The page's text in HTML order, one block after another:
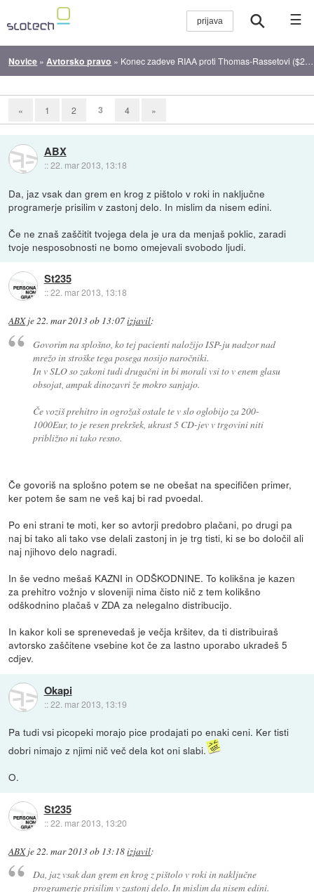
☰
Novice » Avtorsko pravo » Konec zadeve RIAA proti Thomas-Rassetovi ($222k za 24 pesmi bo kar prav)
« 1 2 3 4 »
ABX
::22. mar 2013, 13:18
Da, jaz vsak dan grem en krog z pištolo v roki in naključne
programerje prisilim v zastonj delo. In mislim da nisem edini.
Če ne znaš zaščitit tvojega dela je ura da menjaš poklic, zaradi
tvoje nesposobnosti ne bomo omejevali svobodo ljudi.
St235
::22. mar 2013, 13:18
ABXje22. mar 2013 ob 13:07izjavil:
Govorim na splošno, ko tej pacienti naložijo ISP-ju nadzor nad
mrežo in stroške tega posega nosijo naročniki.
In v SLO so zakoni tudi drugačni in bi morali vsi to v enem glasu
obsojat, ampak dinozavri že mokro sanjajo.
Če voziš prehitro in ogrožaš ostale te v slo oglobijo za 200-
1000Eur, to je resen prekršek, ukrast 5 CD-jev v trgovini niti
približno ni tako resno.
Če govoriš na splošno potem se ne obešat na specifičen primer,
ker potem še sam ne veš kaj bi rad pvoedal.
Po eni strani te moti, ker so avtorji predobro plačani, po drugi pa
naj bi tako ali tako vse delali zastonj in je trg tisti, ki se bo določil ali
naj njihovo delo nagradi.
In še vedno mešaš KAZNI in ODŠKODNINE. To kolikšna je kazen
za prehitro vožnjo v sloveniji nima čisto nič z tem kolikšno
odškodnino plačaš v ZDA za nelegalno distribucijo.
In kakor koli se sprenevedaš je večja kršitev, da ti distribuiraš
avtorsko zaščitene vsebine kot če za lastno uporabo ukradeš 5
cdjev.
Okapi
::22. mar 2013, 13:19
Pa tudi vsi picopeki morajo pice prodajati po enaki ceni. Ker tisti
dobri nimajo z njimi nič več dela kot oni slabi.
O.
St235
::22. mar 2013, 13:20
ABXje 22. mar 2013 ob 13:18izjavil:
Da, jaz vsak dan grem en krog z pištolo v roki in naključne
programerje prisilim v zastonj delo. In mislim da nisem edini.